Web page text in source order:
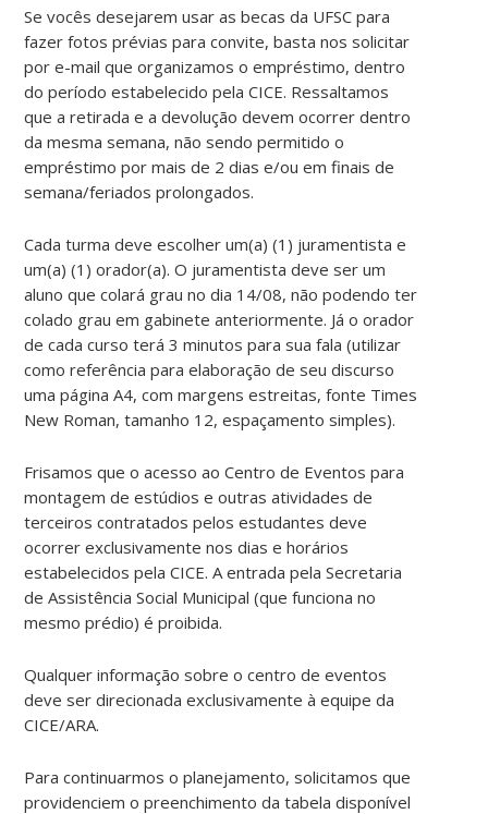
Se vocês desejarem usar as becas da UFSC para
fazer fotos prévias para convite, basta nos solicitar
por e-mail que organizamos o empréstimo, dentro
do período estabelecido pela CICE. Ressaltamos
que a retirada e a devolução devem ocorrer dentro
da mesma semana, não sendo permitido o
empréstimo por mais de 2 dias e/ou em finais de
semana/feriados prolongados.
Cada turma deve escolher um(a) (1) juramentista e
um(a) (1) orador(a). O juramentista deve ser um
aluno que colará grau no dia 14/08, não podendo ter
colado grau em gabinete anteriormente. Já o orador
de cada curso terá 3 minutos para sua fala (utilizar
como referência para elaboração de seu discurso
uma página A4, com margens estreitas, fonte Times
New Roman, tamanho 12, espaçamento simples).
Frisamos que o acesso ao Centro de Eventos para
montagem de estúdios e outras atividades de
terceiros contratados pelos estudantes deve
ocorrer exclusivamente nos dias e horários
estabelecidos pela CICE. A entrada pela Secretaria
de Assistência Social Municipal (que funciona no
mesmo prédio) é proibida.
Qualquer informação sobre o centro de eventos
deve ser direcionada exclusivamente à equipe da
CICE/ARA.
Para continuarmos o planejamento, solicitamos que
providenciem o preenchimento da tabela disponível